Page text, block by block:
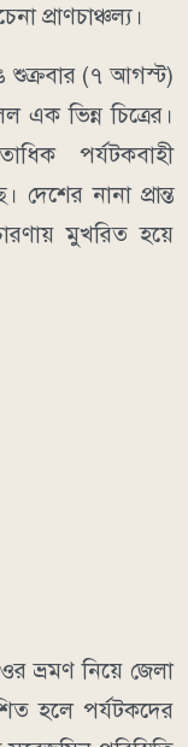
প্রাণচাঞ্চল্য।
শুক্রবার (৭ আগস্ট)
এক ভিন্ন চিত্রের।
পর্যটকবাহী
নানা প্রান্ত
মুখরিত হয়ে
ভ্রমণ নিয়ে জেলা
হলে পর্যটকদের